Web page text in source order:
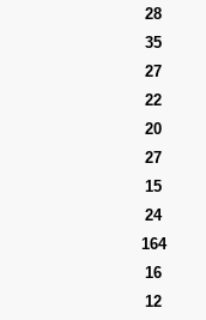
28
35
27
22
20
27
15
24
164
16
12